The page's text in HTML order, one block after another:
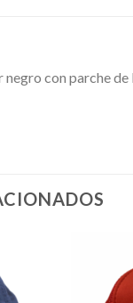
con parche